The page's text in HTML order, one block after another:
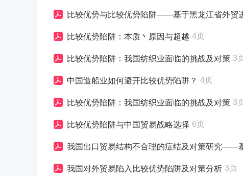
比较优势与比较优势陷阱——基于黑龙江省外贸
比较优势陷阱：本质丶原因与超越 4页
比较优势陷阱：我国纺织业面临的挑战及对策 3
中国造船业如何避开比较优势陷阱？ 4页
比较优势陷阱：我国纺织业面临的挑战及对策 3
比较优势陷阱与中国贸易战略选择 6页
我国出口贸易结构不合理的症结及对策研究——
我国对外贸易陷入比较优势陷阱及对策分析 3页